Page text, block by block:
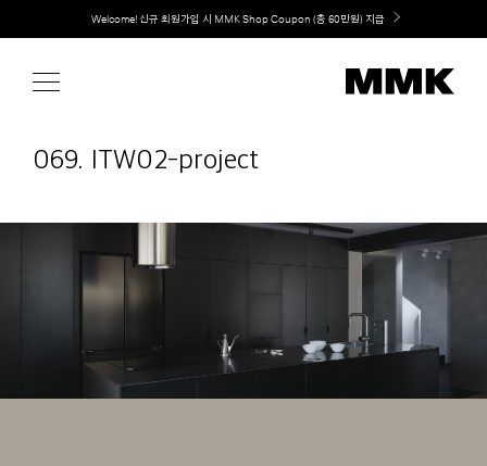
content
취향대로 완성하는 커스텀 아일랜드 키친, MMK The Island 출시
069. ITW02-project